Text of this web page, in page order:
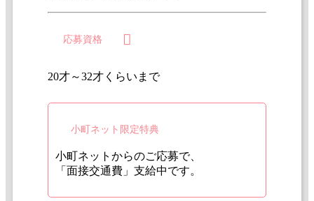
応募資格
20才～32才くらいまで
小町ネット限定特典
小町ネットからのご応募で、
「面接交通費」支給中です。